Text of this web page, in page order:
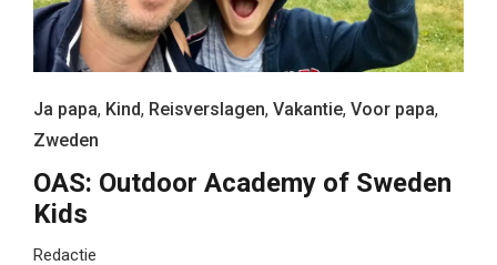
Ja papa, Kind, Reisverslagen, Vakantie, Voor papa,
Zweden
OAS: Outdoor Academy of Sweden
Kids
Redactie